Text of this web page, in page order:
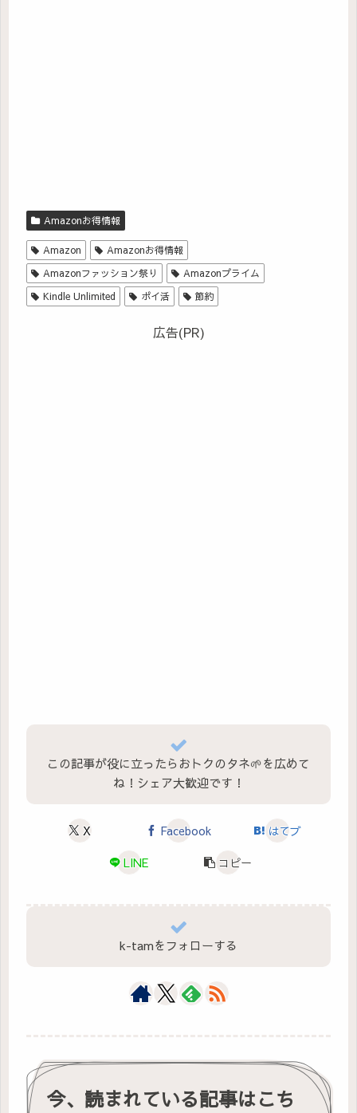
Amazonお得情報
Amazon
Amazonお得情報
Amazonファッション祭り
Amazonプライム
Kindle Unlimited
ポイ活 節約
広告(PR)
この記事が役に立ったらおトクのタネ🌱を広めて
ね！シェア大歓迎です！
X Facebook
はてブ
LINE
コピー
k-tamをフォローする
今、読まれている記事はこち